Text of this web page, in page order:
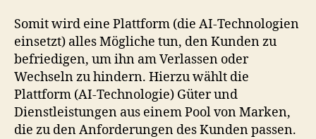
Somit wird eine Plattform (die AI-Technologien
einsetzt) alles Mögliche tun, den Kunden zu
befriedigen, um ihn am Verlassen oder
Wechseln zu hindern. Hierzu wählt die
Plattform (AI-Technologie) Güter und
Dienstleistungen aus einem Pool von Marken,
die zu den Anforderungen des Kunden passen.